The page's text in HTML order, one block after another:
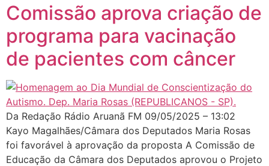
Comissão aprova criação de
programa para vacinação
de pacientes com câncer
Da Redação Rádio Aruanã FM 09/05/2025 – 13:02
Kayo Magalhães/Câmara dos Deputados Maria Rosas
foi favorável à aprovação da proposta A Comissão de
Educação da Câmara dos Deputados aprovou o Projeto